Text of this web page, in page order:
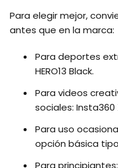
Para elegir mejor,
antes que en la marca:
Para deportes
HERO13 Black.
Para videos
sociales: Insta360
Para uso
opción básica
Para